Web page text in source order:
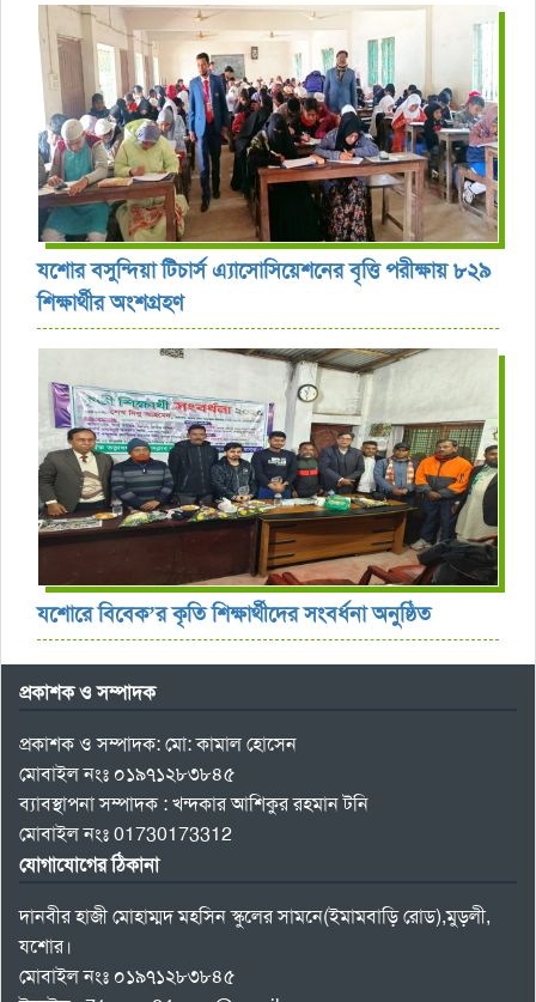
যশোর বসুন্দিয়া টিচার্স এ্যাসোসিয়েশনের বৃত্তি পরীক্ষায় ৮২৯
শিক্ষার্থীর অংশগ্রহণ
যশোরে বিবেক’র কৃতি শিক্ষার্থীদের সংবর্ধনা অনুষ্ঠিত
প্রকাশক ও সম্পাদক
প্রকাশক ও সম্পাদক: মো: কামাল হোসেন
মোবাইল নংঃ ০১৯৭১২৮৩৮৪৫
ব্যাবস্থাপনা সম্পাদক : খন্দকার আশিকুর রহমান টনি
মোবাইল নংঃ 01730173312
যোগাযোগের ঠিকানা
দানবীর হাজী মোহাম্মদ মহসিন স্কুলের সামনে(ইমামবাড়ি রোড),মুড়লী,
যশোর।
মোবাইল নংঃ ০১৯৭১২৮৩৮৪৫